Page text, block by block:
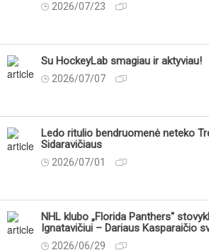
2026/07/23
Su HockeyLab smagiau ir aktyviau!
2026/07/07
Ledo ritulio bendruomenė neteko
Sidaravičiaus
2026/07/01
NHL klubo „Florida Panthers"
Ignatavičiui – Dariaus Kasparaičio
2026/06/29